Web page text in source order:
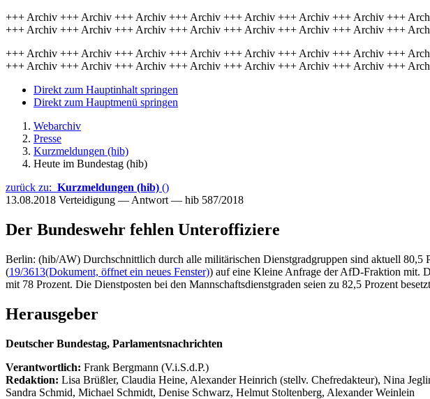
+++ Archiv +++ Archiv +++ Archiv +++ Archiv +++ Archiv +++ Archiv +++ Archiv +++
+++ Archiv +++ Archiv +++ Archiv +++ Archiv +++ Archiv +++ Archiv +++ Archiv +++
+++ Archiv +++ Archiv +++ Archiv +++ Archiv +++ Archiv +++ Archiv +++ Archiv +++
+++ Archiv +++ Archiv +++ Archiv +++ Archiv +++ Archiv +++ Archiv +++ Archiv +++
Direkt zum Hauptinhalt springen
Direkt zum Hauptmenü springen
Webarchiv
Presse
Kurzmeldungen (hib)
Heute im Bundestag (hib)
zurück zu: Kurzmeldungen (hib) ()
13.08.2018 Verteidigung — Antwort — hib 587/2018
Der Bundeswehr fehlen Unteroffiziere
Berlin: (hib/AW) Durchschnittlich durch alle militärischen Dienstgradgruppen sind aktuell
(19/3613(Dokument, öffnet ein neues Fenster)) auf eine Kleine Anfrage der AfD-Fraktion mit.
mit 78 Prozent. Die Dienstposten bei den Mannschaftsdienstgraden seien zu 82,5 Prozent
Herausgeber
Deutscher Bundestag, Parlamentsnachrichten
Verantwortlich: Frank Bergmann (V.i.S.d.P.)
Redaktion: Lisa Brüßler, Claudia Heine, Alexander Heinrich (stellv. Chefredakteur), Nina
Sandra Schmid, Michael Schmidt, Denise Schwarz, Helmut Stoltenberg, Alexander Weinlein